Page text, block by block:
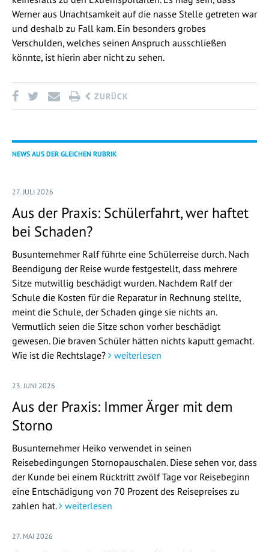
Werner aus Unachtsamkeit auf die nasse Stelle getreten war
und deshalb zu Fall kam. Ein besonders grobes
Verschulden, welches seinen Anspruch ausschließen
könnte, ist hierin aber nicht zu sehen.
ZURÜCK
NEWS AUS DER GLEICHEN RUBRIK
27. JULI 2026
Aus der Praxis: Schülerfahrt, wer haftet
bei Schaden?
Busunternehmer Ralf führte eine Schülerreise durch. Nach
Beendigung der Reise wurde festgestellt, dass mehrere
Sitze mutwillig beschädigt wurden. Nachdem Ralf der
Schule die Kosten für die Reparatur in Rechnung stellte,
meint die Schule, der Schaden ginge sie nichts an.
Vermutlich seien die Sitze schon vorher beschädigt
gewesen. Die braven Schüler hätten nichts kaputt gemacht.
Wie ist die Rechtslage?
weiterlesen
23. JUNI 2026
Aus der Praxis: Immer Ärger mit dem
Storno
Busunternehmer Heiko verwendet in seinen
Reisebedingungen Stornopauschalen. Diese sehen vor, dass
der Kunde bei einem Rücktritt zwölf Tage vor Reisebeginn
eine Entschädigung von 70 Prozent des Reisepreises zu
zahlen hat.
weiterlesen
27. MAI 2026